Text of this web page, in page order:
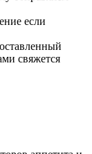
если
свяжется